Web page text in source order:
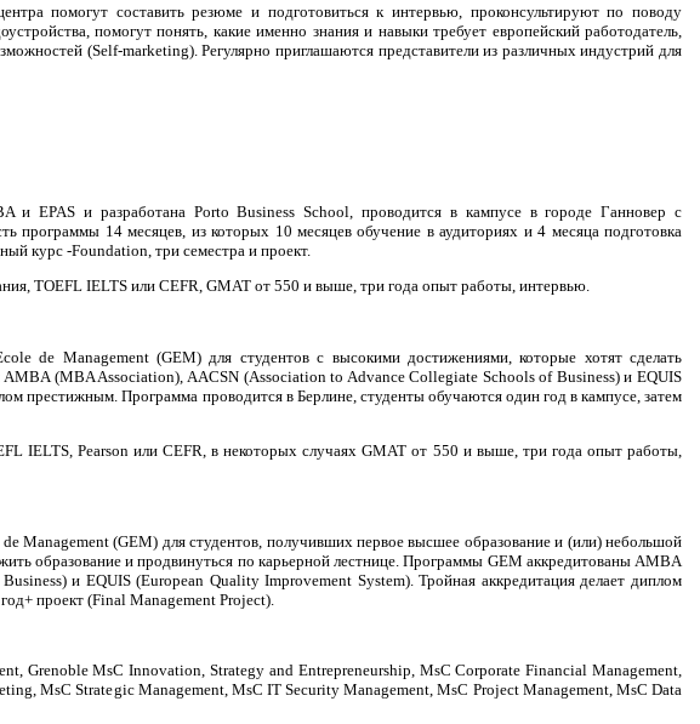
помогут составить резюме и подготовиться к интервью, проконсультируют по поводу
помогут понять, какие именно знания и навыки требует европейский работодатель,
(Self-marketing). Регулярно приглашаются представители из различных индустрий для
и EPAS и разработана Porto Business School, проводится в кампусе в городе Ганновер с
14 месяцев, из которых 10 месяцев обучение в аудиториях и 4 месяца подготовка
курс -Foundation, три семестра и проект.
TOEFL IELTS или CEFR, GMAT от 550 и выше, три года опыт работы, интервью.
de Management (GEM) для студентов с высокими достижениями, которые хотят сделать
(MBA Association), AACSN (Association to Advance Collegiate Schools of Business) и EQUIS
престижным. Программа проводится в Берлине, студенты обучаются один год в кампусе, затем
IELTS, Pearson или CEFR, в некоторых случаях GMAT от 550 и выше, три года опыт работы,
Management (GEM) для студентов, получивших первое высшее образование и (или) небольшой
образование и продвинуться по карьерной лестнице. Программы GEM аккредитованы AMBA
и EQUIS (European Quality Improvement System). Тройная аккредитация делает диплом
проект (Final Management Project).
Grenoble MsC Innovation, Strategy and Entrepreneurship, MsC Corporate Financial Management,
MsC Strategic Management, MsC IT Security Management, MsC Project Management, MsC Data